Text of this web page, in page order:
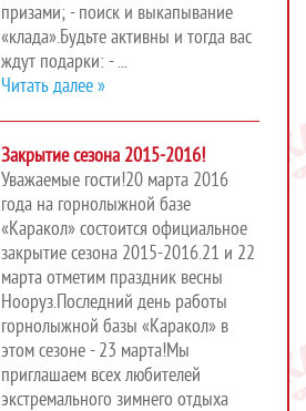
призами; - поиск и выкапывание
«клада».Будьте активны и тогда вас
ждут подарки: - ...
Читать далее »
Закрытие сезона 2015-2016!
Уважаемые гости!20 марта 2016
года на горнолыжной базе
«Каракол» состоится официальное
закрытие сезона 2015-2016.21 и 22
марта отметим праздник весны
Нооруз.Последний день работы
горнолыжной базы «Каракол» в
этом сезоне - 23 марта!Мы
приглашаем всех любителей
экстремального зимнего отдыха